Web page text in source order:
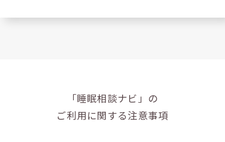
「睡眠相談ナビ」の
ご利用に関する注意事項